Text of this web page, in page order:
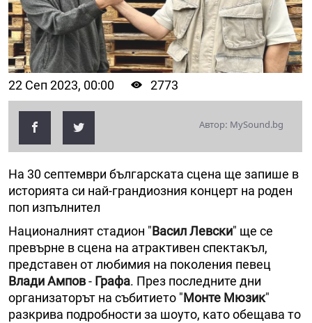
22 Сеп 2023, 00:00 2773
Автор: MySound.bg
На 30 септември българската сцена ще запише в
историята си най-грандиозния концерт на роден
поп изпълнител
Националният стадион "Васил Левски" ще се
превърне в сцена на атрактивен спектакъл,
представен от любимия на поколения певец
Влади Ампов- Графа. През последните дни
организаторът на събитието "Монте Мюзик"
разкрива подробности за шоуто, като обещава то